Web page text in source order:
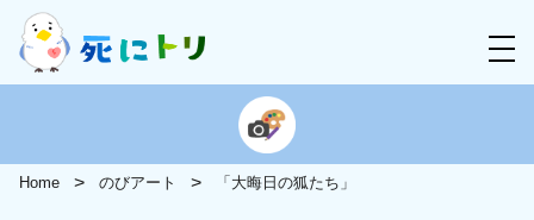
Home のびアート 「大晦日の狐たち」